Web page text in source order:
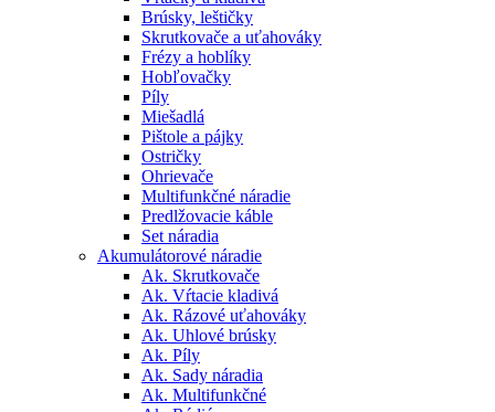
Brúsky, leštičky
Skrutkovače a uťahováky
Frézy a hoblíky
Hobľovačky
Píly
Miešadlá
Pištole a pájky
Ostričky
Ohrievače
Multifunkčné náradie
Predlžovacie káble
Set náradia
Akumulátorové náradie
Ak. Skrutkovače
Ak. Vŕtacie kladivá
Ak. Rázové uťahováky
Ak. Uhlové brúsky
Ak. Píly
Ak. Sady náradia
Ak. Multifunkčné